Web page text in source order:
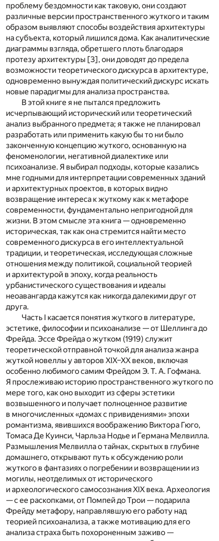
проблему бездомности как таковую, они создают
различные версии пространственного жуткого и таким
образом выявляют способы воздействия архитектуры
на субъекта, который лишился дома. Как аналитические
диаграммы взгляда, обретшего плоть благодаря
протезу архитектуры [3], они доводят до предела
возможности теоретического дискурса в архитектуре,
одновременно вынуждая политический дискурс искать
новые парадигмы для анализа пространства.
В этой книге я не пытался предложить
исчерпывающий исторический или теоретический
анализ выбранного предмета; я также не планировал
разработать или применить какую бы то ни было
законченную концепцию жуткого, основанную на
феноменологии, негативной диалектике или
психоанализе. Я выбирал подходы, которые казались
мне годными для интерпретации современных зданий
и архитектурных проектов, в которых видно
возвращение интереса к жуткому как к метафоре
современности, фундаментально непригодной для
жизни. В этом смысле эта книга — одновременно
историческая, так как она стремится найти место
современного дискурса в его интеллектуальной
традиции, и теоретическая, исследующая сложные
отношения между политикой, социальной теорией
и архитектурой в эпоху, когда реальность
урбанистического существования и идеалы
неоавангарда кажутся как никогда далекими друг от
друга.
Часть I касается понятия жуткого в литературе,
эстетике, философии и психоанализе — от Шеллинга до
Фрейда. Эссе Фрейда о жутком (1919) служит
теоретической отправной точкой для анализа жанра
жуткой новеллы у авторов XIX–XX веков, включая
особенно любимого самим Фрейдом Э. Т. А. Гофмана.
Я прослеживаю историю пространственного жуткого по
мере того, как оно выходит из сферы эстетики
возвышенного и получает полноценное развитие
в многочисленных «домах с привидениями» эпохи
романтизма, явившихся воображению Виктора Гюго,
Томаса Де Куинси, Чарльза Нодье и Германа Мелвилла.
Размышления Мелвилла о тайнах, скрытых в глубине
домашнего, открывают путь к обсуждению роли
жуткого в фантазиях о погребении и возвращении из
могилы, неотделимых от исторического
и археологического самосознания XIX века. Археология
— с ее раскопками, от Помпей до Трои — подарила
Фрейду метафору, направлявшую его работу над
теорией психоанализа, а также мотивацию для его
анализа страха быть похороненным заживо —